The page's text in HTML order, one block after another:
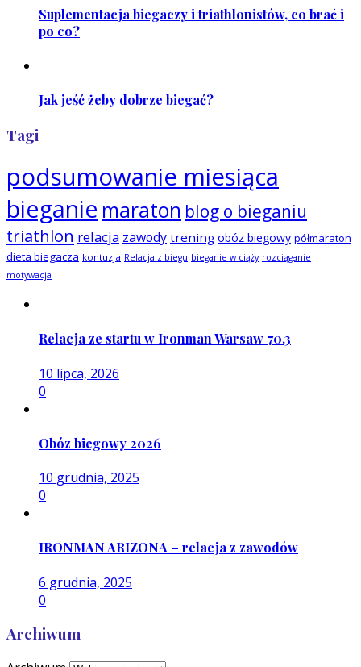
Suplementacja biegaczy i triathlonistów, co brać i
po co?
Jak jeść żeby dobrze biegać?
Tagi
podsumowanie miesiąca
bieganie maraton blog o bieganiu
triathlon relacja zawody trening obóz biegowy półmaraton
dieta biegacza kontuzja Relacja z biegu bieganie w ciąży rozciąganie
motywacja
Relacja ze startu w Ironman Warsaw 70.3
10 lipca, 2026
0
Obóz biegowy 2026
10 grudnia, 2025
0
IRONMAN ARIZONA – relacja z zawodów
6 grudnia, 2025
0
Archiwum